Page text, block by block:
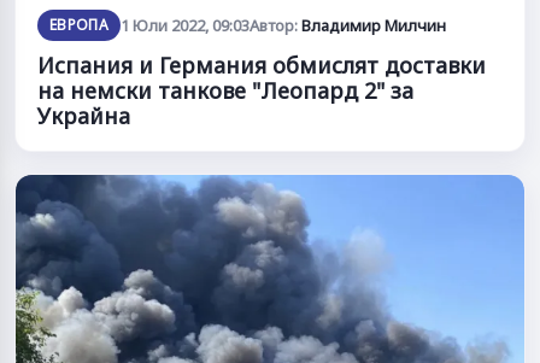
ЕВРОПА 1 Юли 2022, 09:03Автор:Владимир Милчин
Испания и Германия обмислят доставки
на немски танкове "Леопард 2" за
Украйна